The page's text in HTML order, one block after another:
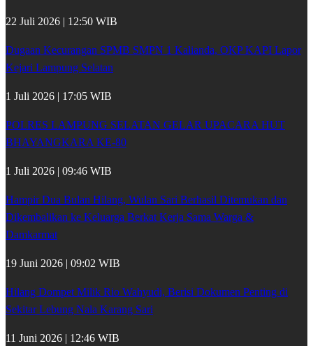
22 Juli 2026 | 12:50 WIB
Dugaan Kecurangan SPMB SMPN 1 Kalianda, OKP KAPI Lapor
Kejari Lampung Selatan
1 Juli 2026 | 17:05 WIB
POLRES LAMPUNG SELATAN GELAR UPACARA HUT
BHAYANGKARA KE-80
1 Juli 2026 | 09:46 WIB
Hampir Dua Bulan Hilang, Wulan Sari Berhasil Ditemukan dan
Dikembalikan ke Keluarga Berkat Kerja Sama Warga &
Damkarmat
19 Juni 2026 | 09:02 WIB
Hilang Dompet Milik Rio Wahyudi, Berisi Dokumen Penting di
Sekitar Lebung Nala Karang Sari
11 Juni 2026 | 12:46 WIB